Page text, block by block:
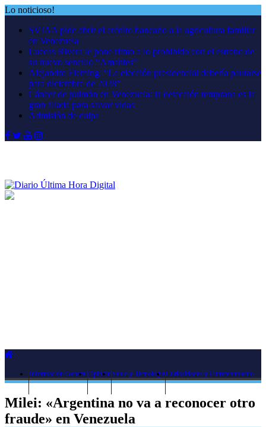
Saltar
contenido
Lo noticioso!
SVIAA pide abrir el crédito bancario a la agricultura familiar
en Venezuela
Luccas Rivera le pone ritmo a lo prohibido con el estreno de
su nuevo sencillo “Amantes”
Alejandro Fleming: “La elección presidencial debería pautarse
para diciembre de 2028”
Cáncer de pulmón en Venezuela: la detección temprana es la
gran aliada para salvar vidas
Admisión de culpa
Información GeneralOpiniónSalud y TecnologíaCuriosidades y Entretenimiento
Milei: «Argentina no va a reconocer otro
fraude» en Venezuela